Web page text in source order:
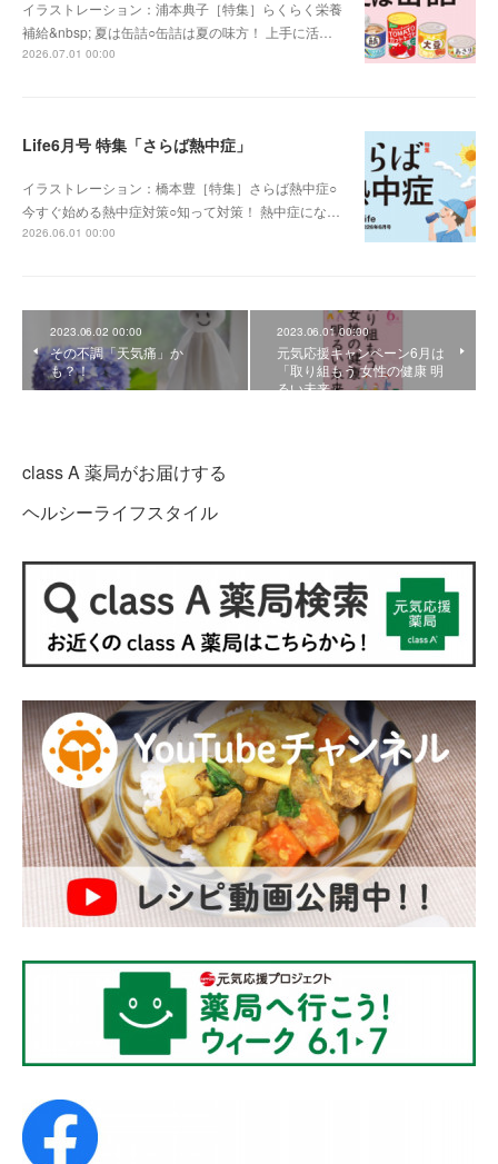
イラストレーション：浦本典子［特集］らくらく栄養
補給&nbsp; 夏は缶詰○缶詰は夏の味方！ 上手に活…
2026.07.01 00:00
Life6月号 特集「さらば熱中症」
イラストレーション：橋本豊［特集］さらば熱中症○
今すぐ始める熱中症対策○知って対策！ 熱中症にな…
2026.06.01 00:00
2023.06.02 00:00
その不調「天気痛」か
も？！
2023.06.01 00:00
元気応援キャンペーン6月は
「取り組もう 女性の健康 明
るい未来」
class A 薬局がお届けする
ヘルシーライフスタイル